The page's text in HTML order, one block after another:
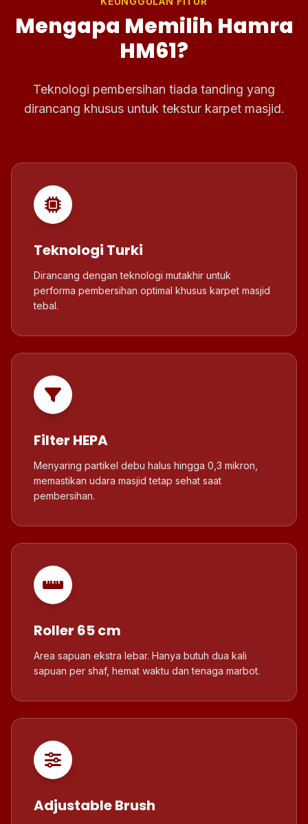
Mengapa Memilih Hamra
HM61?
Teknologi pembersihan tiada tanding yang
dirancang khusus untuk tekstur karpet masjid.
Teknologi Turki
Dirancang dengan teknologi mutakhir untuk
performa pembersihan optimal khusus karpet masjid
tebal.
Filter HEPA
Menyaring partikel debu halus hingga 0,3 mikron,
memastikan udara masjid tetap sehat saat
pembersihan.
Roller 65 cm
Area sapuan ekstra lebar. Hanya butuh dua kali
sapuan per shaf, hemat waktu dan tenaga marbot.
Adjustable Brush